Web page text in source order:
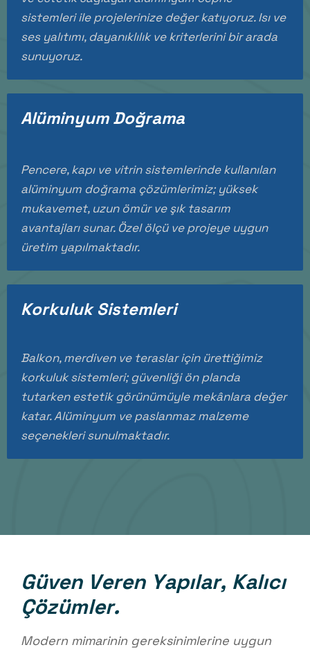
sistemleri ile projelerinize değer katıyoruz. Isı ve
ses yalıtımı, dayanıklılık ve kriterlerini bir arada
sunuyoruz.
Alüminyum Doğrama
Pencere, kapı ve vitrin sistemlerinde kullanılan
alüminyum doğrama çözümlerimiz; yüksek
mukavemet, uzun ömür ve şık tasarım
avantajları sunar. Özel ölçü ve projeye uygun
üretim yapılmaktadır.
Korkuluk Sistemleri
Balkon, merdiven ve teraslar için ürettiğimiz
korkuluk sistemleri; güvenliği ön planda
tutarken estetik görünümüyle mekânlara değer
katar. Alüminyum ve paslanmaz malzeme
seçenekleri sunulmaktadır.
Güven Veren Yapılar, Kalıcı
Çözümler.
Modern mimarinin gereksinimlerine uygun